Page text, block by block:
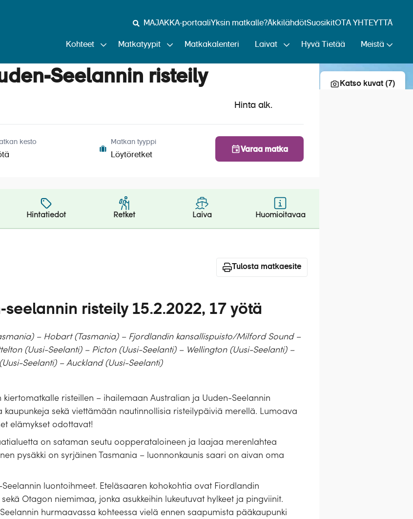
MAJAKKA-portaaliYksin matkalle?ÄkkilähdötSuosikitOTA YHTEYTTÄ
Kohteet Matkatyypit Matkakalenteri Laivat Hyvä Tietää Meistä
Katso kuvat (7)
Seelannin risteily
Hinta alk.
kesto Matkan tyyppi
Löytöretket
Varaa matka
Hintatiedot Retket Laiva Huomioitavaa
Tulosta matkaesite
risteily 15.2.2022, 17 yötä
– Hobart (Tasmania) – Fjordlandin kansallispuisto/Milford Sound –
(Uusi-Seelanti) – Picton (Uusi-Seelanti) – Wellington (Uusi-Seelanti) –
Seelanti) – Auckland (Uusi-Seelanti)
risteillen – ihailemaan Australian ja Uuden-Seelannin
sekä viettämään nautinnollisia risteilypäiviä merellä. Lumoava
elämykset odottavat!
on sataman seutu oopperataloineen ja laajaa merenlahtea
pysäkki on syrjäinen Tasmania – luonnonkaunis saari on aivan oma
luontoihmeet. Eteläsaaren kohokohtia ovat Fiordlandin
Otagon niemimaa, jonka asukkeihin lukeutuvat hylkeet ja pingviinit.
hurmaavassa kohteessa vielä ennen saapumista pääkaupunki